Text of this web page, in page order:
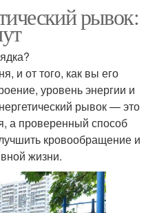
рывок:
и от того, как вы его
уровень энергии и
рывок — это
а проверенный способ
кровообращение и
жизни.